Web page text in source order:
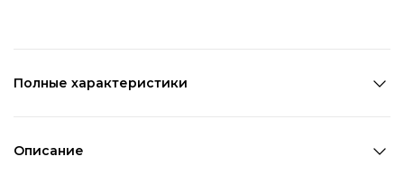
Полные характеристики
Описание